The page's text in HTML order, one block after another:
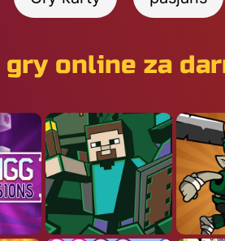
online za